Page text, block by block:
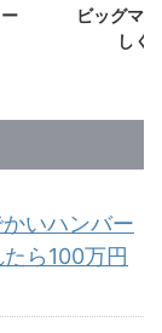
ビッグマ
しく
いハンバー
ら100万円